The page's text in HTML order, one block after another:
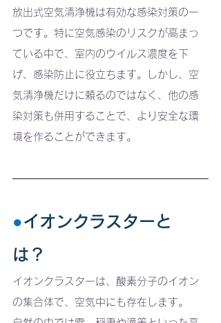
放出式空気清浄機は有効な感染対策の一
つです。特に空気感染のリスクが高まっ
ている中で、室内のウイルス濃度を下
げ、感染防止に役立ちます。しかし、空
気清浄機だけに頼るのではなく、他の感
染対策も併用することで、より安全な環
境を作ることができます。
●イオンクラスターと
は？
イオンクラスターは、酸素分子のイオン
の集合体で、空気中にも存在します。